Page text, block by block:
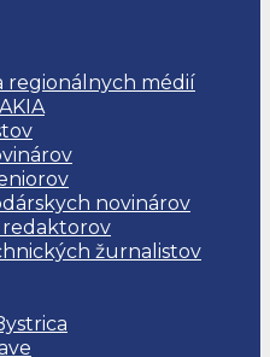
regionálnych médií
novinárov
žurnalistov